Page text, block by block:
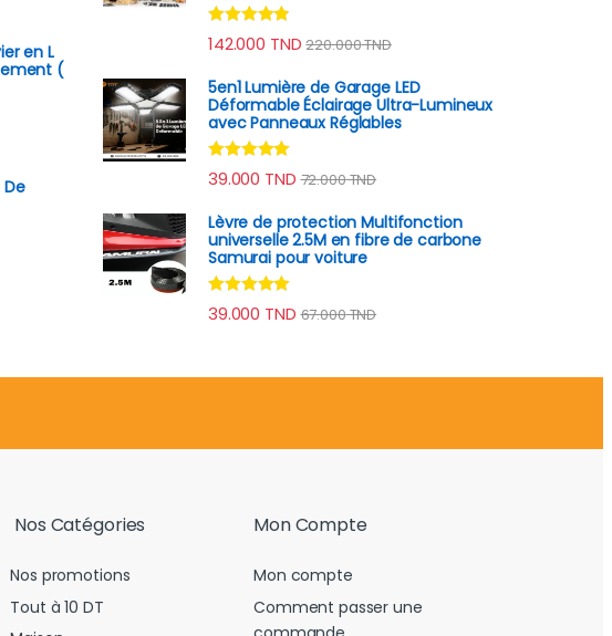
en L
(
Note4.70
sur 5
142.000 TND 220.000TND
5en1 Lumière de Garage LED
Déformable Éclairage Ultra-Lumineux
avec Panneaux Réglables
Note4.82
sur 5
39.000 TND 72.000TND
Lèvre de protection Multifonction
universelle 2.5M en fibre de carbone
Samurai pour voiture
Note4.78
sur 5
39.000 TND 67.000TND
Nos Catégories
Nos promotions
Tout à 10 DT
Mon Compte
Mon compte
Comment passer une